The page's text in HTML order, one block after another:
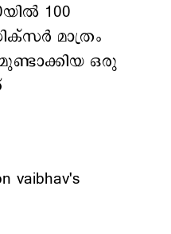
100
മാത്രം
ഒരു
vaibhav's